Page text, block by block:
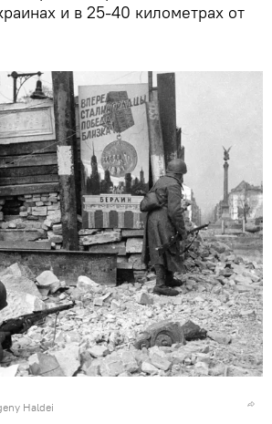
и в 25-40 километрах от
Haldei